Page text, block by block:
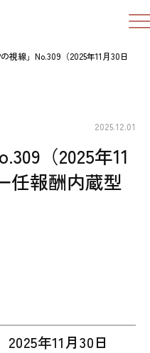
の視線」No.309（2025年11月30日
2025.12.01
（2025年11
任報酬内蔵型
年11月30日